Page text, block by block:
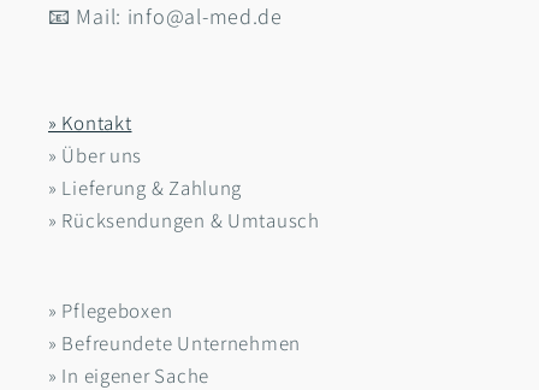
📧 Mail: info@al-med.de
» Kontakt
» Über uns
» Lieferung & Zahlung
» Rücksendungen & Umtausch
» Pflegeboxen
» Befreundete Unternehmen
» In eigener Sache